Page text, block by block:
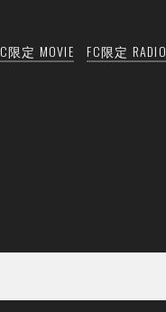
限定 MOVIE FC限定 RADIO